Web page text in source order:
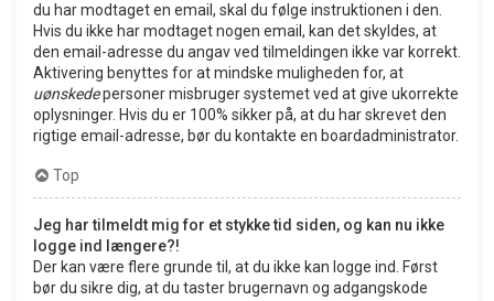
du har modtaget en email, skal du følge instruktionen i den.
Hvis du ikke har modtaget nogen email, kan det skyldes, at
den email-adresse du angav ved tilmeldingen ikke var korrekt.
Aktivering benyttes for at mindske muligheden for, at
uønskedepersoner misbruger systemet ved at give ukorrekte
oplysninger. Hvis du er 100% sikker på, at du har skrevet den
rigtige email-adresse, bør du kontakte en boardadministrator.
Top
Jeg har tilmeldt mig for et stykke tid siden, og kan nu ikke
logge ind længere?!
Der kan være flere grunde til, at du ikke kan logge ind. Først
bør du sikre dig, at du taster brugernavn og adgangskode